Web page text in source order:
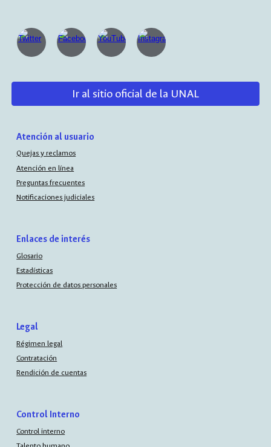
Ir al sitio oficial de la UNAL
Atención al usuario
Quejas y reclamos
Atención en línea
Preguntas frecuentes
Notificaciones judiciales
Enlaces de interés
Glosario
Estadísticas
Protección de datos personales
Legal
Régimen legal
Contratación
Rendición de cuentas
Control Interno
Control interno